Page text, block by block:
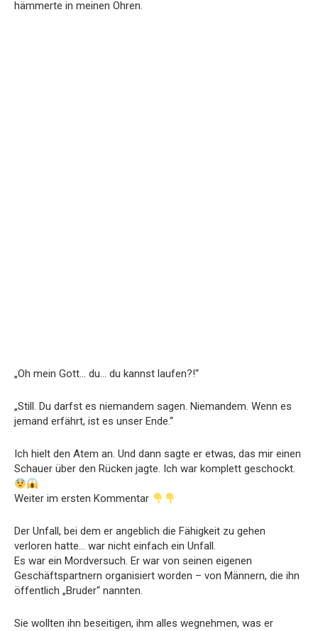
hämmerte in meinen Ohren.
„Oh mein Gott… du… du kannst laufen?!“
„Still. Du darfst es niemandem sagen. Niemandem. Wenn es
jemand erfährt, ist es unser Ende.“
Ich hielt den Atem an. Und dann sagte er etwas, das mir einen
Schauer über den Rücken jagte. Ich war komplett geschockt.
Weiter im ersten Kommentar
Der Unfall, bei dem er angeblich die Fähigkeit zu gehen
verloren hatte… war nicht einfach ein Unfall.
Es war ein Mordversuch. Er war von seinen eigenen
Geschäftspartnern organisiert worden – von Männern, die ihn
öffentlich „Bruder“ nannten.
Sie wollten ihn beseitigen, ihm alles wegnehmen, was er